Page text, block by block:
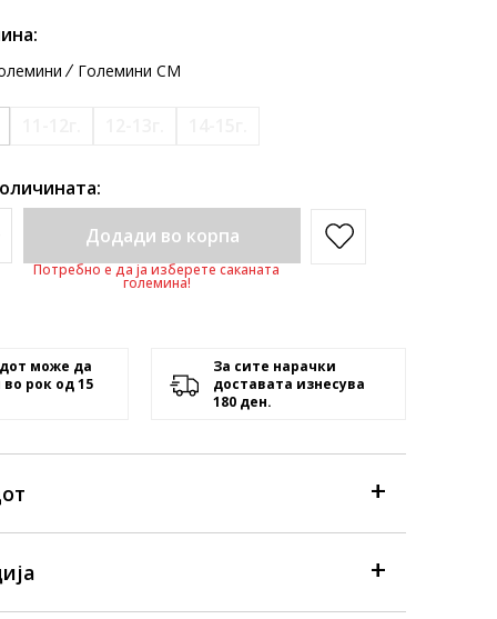
Големини CM
Додади во корпа
Потребно е да ја изберете саканата
големина!
може да
во рок од 15
За сите нарачки
доставата изнесува
180 ден.